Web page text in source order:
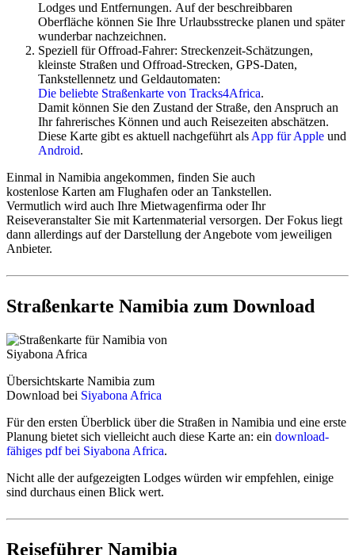
Partner weiter nach Windhoek.
Ethiopianfliegt ab der Schweiz (Genf, Zürich),
Österreich (Wien) und Deutschland (Frankfurt) nach
Windhoek mit Umstieg in Addis Abeba.
Condorfliegt ab Frankfurt über Johannesburg und über
Partner weiter nach Windhoek.
Victoria Falls, Kapstadt und zahlreiche andere regionale
Flughäfen für beliebte Reiserouten werden über Partner
angebunden.
Flüge werden je nach Airline 11 bis 12 Monate vor Flugtermin
veröffentlicht und ab der Veröffentlichung meist nur teurer.
Warten und hoffen auf bessere Preise rächt sich fast immer.
Detailinfos - Flüge nach Namibia
Mietwagen und Camper sind meist gut verfügbar.
Aktuelles Sonderangebot - Angebotsdauer unbekannt
Selbstbeteiligung - ganzjährig für circa 65 Euro pro Tag
Toyota Fortuner SUV Allrad mit europäischer Vollkasko
Tag
Bei Interesse bitte tagesaktuell hier anfragen
*****
Anbietern sind allerdings häufig weit im Voraus ausgebucht.
Spezielle Familien-Camper mit Dachzelten für bis zu 6
Lodges und Entfernungen. Auf der beschreibbaren
Oberfläche können Sie Ihre Urlaubsstrecke planen und später
wunderbar nachzeichnen.
Speziell für Offroad-Fahrer: Streckenzeit-Schätzungen,
kleinste Straßen und Offroad-Strecken, GPS-Daten,
Tankstellennetz und Geldautomaten:
Die beliebte Straßenkarte von Tracks4Africa.
Damit können Sie den Zustand der Straße, den Anspruch an
Ihr fahrerisches Können und auch Reisezeiten abschätzen.
Diese Karte gibt es aktuell nachgeführt als App für Apple und
Android.
Einmal in Namibia angekommen, finden Sie auch
kostenlose Karten am Flughafen oder an Tankstellen.
Vermutlich wird auch Ihre Mietwagenfirma oder Ihr
Reiseveranstalter Sie mit Kartenmaterial versorgen. Der Fokus liegt
dann allerdings auf der Darstellung der Angebote vom jeweiligen
Anbieter.
Straßenkarte Namibia zum Download
Übersichtskarte Namibia zum
Download bei Siyabona Africa
Für den ersten Überblick über die Straßen in Namibia und eine erste
Planung bietet sich vielleicht auch diese Karte an: ein download-
fähiges pdf bei Siyabona Africa.
Nicht alle der aufgezeigten Lodges würden wir empfehlen, einige
sind durchaus einen Blick wert.
Reiseführer Namibia